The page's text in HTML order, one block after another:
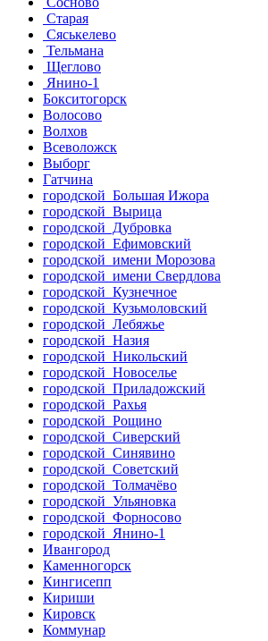
Старая
Сяськелево
Тельмана
Щеглово
Янино-1
Бокситогорск
Волосово
Волхов
Всеволожск
Выборг
Гатчина
городской Большая Ижора
городской Вырица
городской Дубровка
городской Ефимовский
городской имени Морозова
городской имени Свердлова
городской Кузнечное
городской Кузьмоловский
городской Лебяжье
городской Назия
городской Никольский
городской Новоселье
городской Приладожский
городской Рахья
городской Рощино
городской Сиверский
городской Синявино
городской Советский
городской Толмачёво
городской Ульяновка
городской Форносово
городской Янино-1
Ивангород
Каменногорск
Кингисепп
Кириши
Кировск
Коммунар